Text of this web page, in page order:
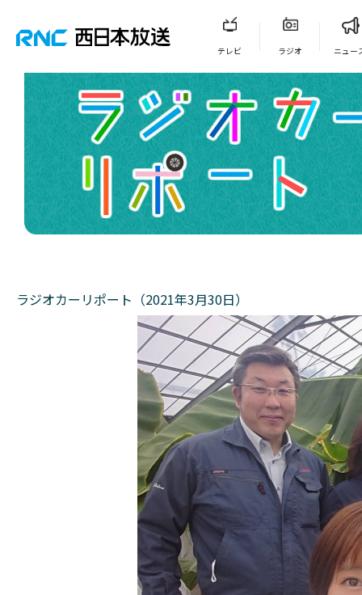
テレビ ラジオ ニュー
ラジオカーリポート（2021年3月30日）